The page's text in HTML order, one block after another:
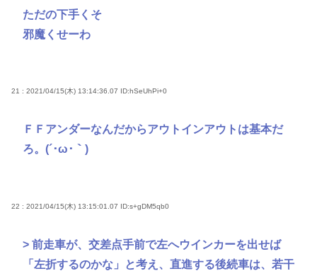
ただの下手くそ
邪魔くせーわ
21 : 2021/04/15(木) 13:14:36.07 ID:hSeUhPi+0
ＦＦアンダーなんだからアウトインアウトは基本だ
ろ。(´･ω･｀)
22 : 2021/04/15(木) 13:15:01.07 ID:s+gDM5qb0
> 前走車が、交差点手前で左へウインカーを出せば
「左折するのかな」と考え、直進する後続車は、若干